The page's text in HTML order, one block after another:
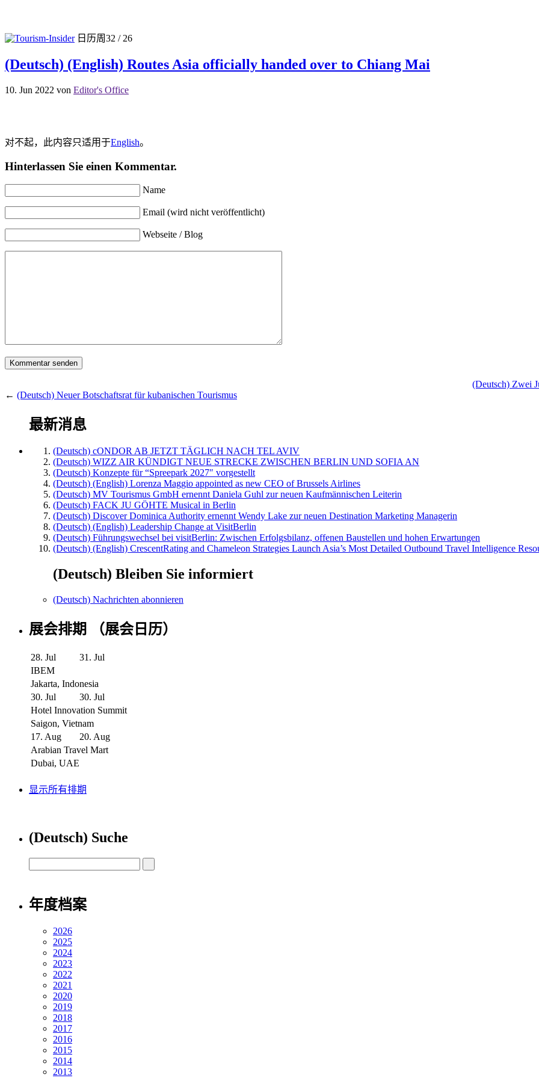
日历周32 / 26
(Deutsch) (English) Routes Asia officially handed over to Chiang Mai
10. Jun 2022 von Editor's Office
对不起，此内容只适用于English。
Hinterlassen Sie einen Kommentar.
Name
Email (wird nicht veröffentlicht)
Webseite / Blog
(Deutsch) Zwei
← (Deutsch) Neuer Botschaftsrat für kubanischen Tourismus
最新消息
(Deutsch) cONDOR AB JETZT TÄGLICH NACH TEL AVIV
(Deutsch) WIZZ AIR KÜNDIGT NEUE STRECKE ZWISCHEN BERLIN UND SOFIA AN
(Deutsch) Konzepte für “Spreepark 2027″ vorgestellt
(Deutsch) (English) Lorenza Maggio appointed as new CEO of Brussels Airlines
(Deutsch) MV Tourismus GmbH ernennt Daniela Guhl zur neuen Kaufmännischen Leiterin
(Deutsch) FACK JU GÖHTE Musical in Berlin
(Deutsch) Discover Dominica Authority ernennt Wendy Lake zur neuen Destination Marketing Managerin
(Deutsch) (English) Leadership Change at VisitBerlin
(Deutsch) Führungswechsel bei visitBerlin: Zwischen Erfolgsbilanz, offenen Baustellen und hohen Erwartungen
(Deutsch) (English) CrescentRating and Chameleon Strategies Launch Asia’s Most Detailed Outbound Travel Intelligence
(Deutsch) Bleiben Sie informiert
(Deutsch) Nachrichten abonnieren
展会排期 （展会日历）
28. Jul
31. Jul
IBEM
Jakarta, Indonesia
30. Jul
30. Jul
Hotel Innovation Summit
Saigon, Vietnam
17. Aug
20. Aug
Arabian Travel Mart
Dubai, UAE
显示所有排期
(Deutsch) Suche
年度档案
2026
2025
2024
2023
2022
2021
2020
2019
2018
2017
2016
2015
2014
2013